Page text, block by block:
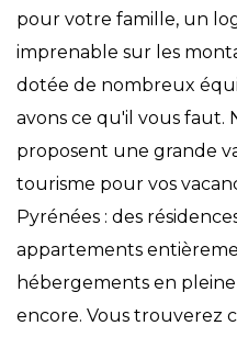
pour votre famille, un
imprenable sur les
dotée de nombreux
avons ce qu'il vous faut.
proposent une grande
tourisme pour vos
Pyrénées : des
appartements
hébergements en
encore. Vous trouverez